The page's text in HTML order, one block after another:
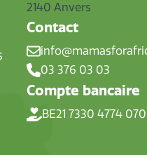
2140 Anvers
Contact
03 376 03 03
Compte bancaire
BE21 7330 4774